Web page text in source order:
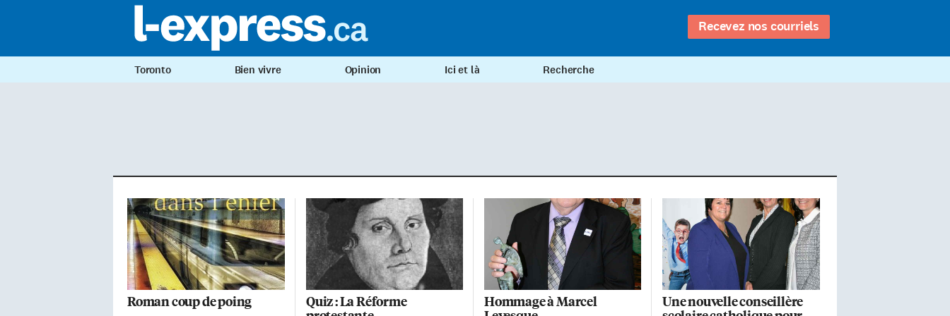
Recevez nos courriels
Toronto Bien vivre Opinion Ici et là Recherche
Roman coup de poing
Quiz : La Réforme
Hommage à Marcel
Une nouvelle conseillère